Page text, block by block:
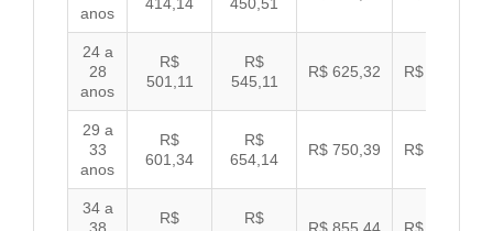
anos
24 a
28
anos
R$
501,11
R$
545,11
R$ 625,32 R$ 644,40
29 a
33
anos
R$
601,34
R$
654,14
R$ 750,39 R$ 773,29
34 a
38
R$
R$
R$ 855,44 R$ 881,54